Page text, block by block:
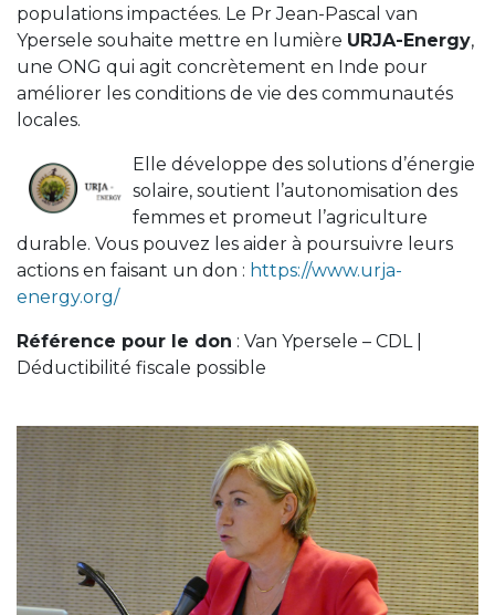
populations impactées. Le Pr Jean-Pascal van
Ypersele souhaite mettre en lumière URJA-Energy,
une ONG qui agit concrètement en Inde pour
améliorer les conditions de vie des communautés
locales.
Elle développe des solutions d’énergie
solaire, soutient l’autonomisation des
femmes et promeut l’agriculture
durable. Vous pouvez les aider à poursuivre leurs
actions en faisant un don : https://www.urja-
energy.org/
Référence pour le don : Van Ypersele – CDL |
Déductibilité fiscale possible